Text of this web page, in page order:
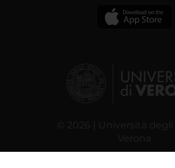
© 2026 | Università degli
Verona